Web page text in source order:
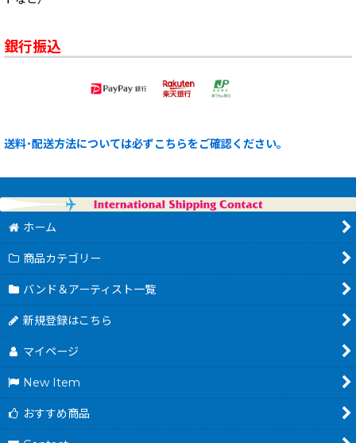
銀行振込
送料･配送方法については必ずこちらをご確認ください。
ホーム
商品カテゴリー
バンド＆アーティスト一覧
新規登録はこちら
マイページ
New Item
おすすめ商品